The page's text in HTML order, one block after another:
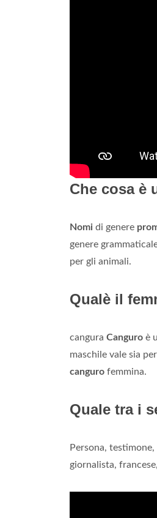
Che cosa è
Nomi di genere
genere
per gli animali.
Qualè il
cangura Canguro è
maschile vale sia
canguro femmina.
Quale tra i
Persona,
giornalista,